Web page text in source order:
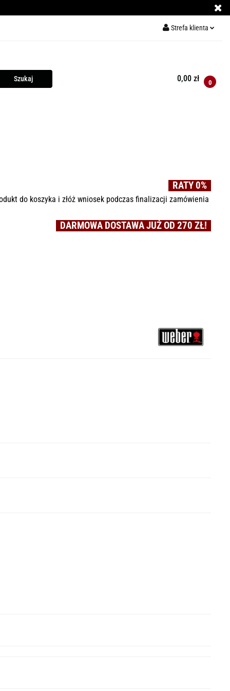
Strefa klienta
Dodaj zgłoszenie
0,00 zł 0
RATY 0%
do koszyka i złóż wniosek podczas finalizacji zamówienia
DARMOWA DOSTAWA JUŻ OD 270 ZŁ!